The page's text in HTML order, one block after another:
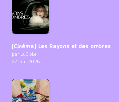
[Cinéma] Les Rayons et des ombres
par LuCioLe
27 mai 2026